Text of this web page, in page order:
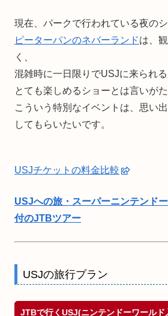
現在、パークで行われている夜のシ
ピーターパンのネバーランドは、
く、
混雑時に一日限りでUSJに来られる
とても楽しめるショーとは言いがた
こういう特別なイベントは、思い
してもらいたいです。
USJチケットの料金比較
USJへの旅・スーパーニンテンド
付のJTBツアー
USJの旅行プラン
JTBで行くUSJ(ニンテンドーワールド